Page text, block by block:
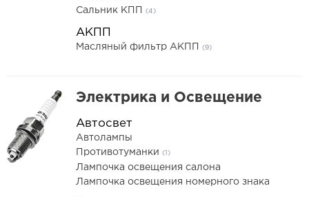
Сальник КПП (4)
АКПП
Масляный фильтр АКПП (9)
Электрика и Освещение
Автосвет
Автолампы
Противотуманки (1)
Лампочка освещения салона
Лампочка освещения номерного знака